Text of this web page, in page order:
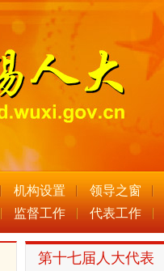
机构设置
领导之窗
监督工作 代表工作
第十七届人大代表